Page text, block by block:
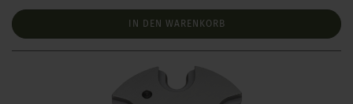
IN DEN WARENKORB